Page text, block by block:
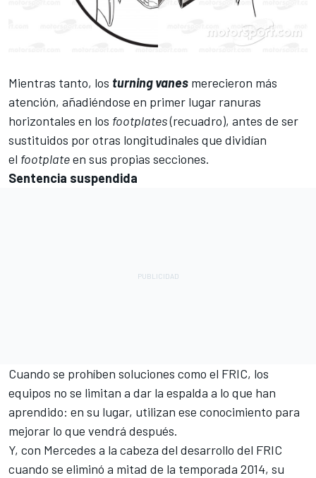
Mientras tanto, los turningvanes merecieron más
atención, añadiéndose en primer lugar ranuras
horizontales en los footplates(recuadro), antes de ser
sustituidos por otras longitudinales que dividían
el footplateen sus propias secciones.
Sentencia suspendida
Cuando se prohíben soluciones como el FRIC, los
equipos no se limitan a dar la espalda a lo que han
aprendido: en su lugar, utilizan ese conocimiento para
mejorar lo que vendrá después.
Y, con Mercedes a la cabeza del desarrollo del FRIC
cuando se eliminó a mitad de la temporada 2014, su